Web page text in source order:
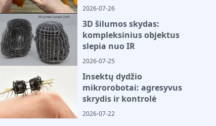
2026-07-26
3D šilumos skydas:
kompleksinius objektus
slepia nuo IR
2026-07-25
Insektų dydžio
mikrorobotai: agresyvus
skrydis ir kontrolė
2026-07-22